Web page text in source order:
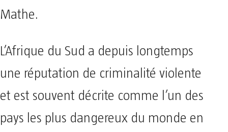
Mathe.
L’Afrique du Sud a depuis longtemps
une réputation de criminalité violente
et est souvent décrite comme l’un des
pays les plus dangereux du monde en